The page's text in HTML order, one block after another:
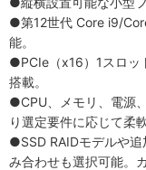
●第12世代 Core i9/
能。
●PCIe（x16）1スロッ
搭載。
●CPU、メモリ、電源
り選定要件に応じて柔
●SSD RAIDモデルや追
み合わせも選択可能。